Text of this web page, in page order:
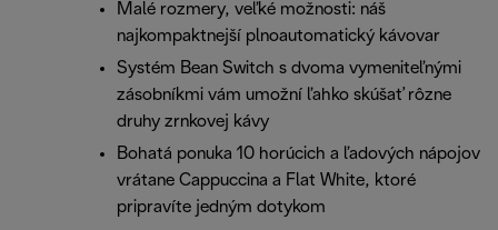
Malé rozmery, veľké možnosti: náš
najkompaktnejší plnoautomatický kávovar
Systém Bean Switch s dvoma vymeniteľnými
zásobníkmi vám umožní ľahko skúšať rôzne
druhy zrnkovej kávy
Bohatá ponuka 10 horúcich a ľadových nápojov
vrátane Cappuccina a Flat White, ktoré
pripravíte jedným dotykom